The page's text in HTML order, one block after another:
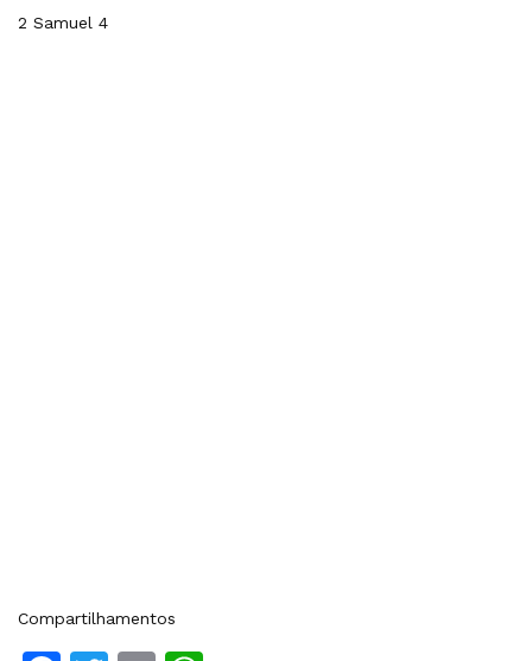
2 Samuel 4
Compartilhamentos